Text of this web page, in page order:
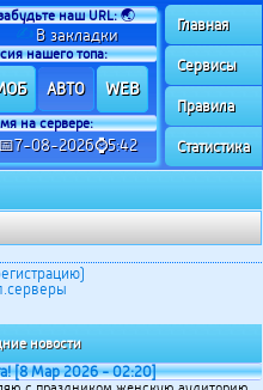
наш URL:🌏
✍ В закладки
нашего топа:
АВТО WEB
на сервере:
📅7-08-2026⌚5:42
Главная
Сервисы
Правила
Статистика
новости
[8 Мар 2026 - 02:20]